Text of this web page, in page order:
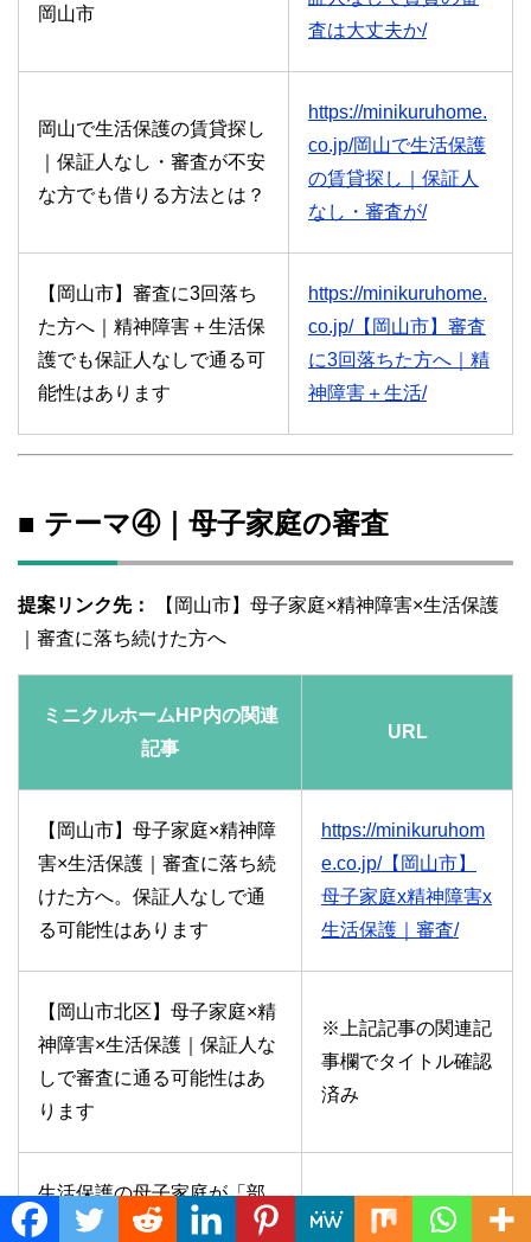
岡山市
査は大丈夫か/
岡山で生活保護の賃貸探し
｜保証人なし・審査が不安
な方でも借りる方法とは？
https://minikuruhome.
co.jp/岡山で生活保護
の賃貸探し｜保証人
なし・審査が/
【岡山市】審査に3回落ち
た方へ｜精神障害＋生活保
護でも保証人なしで通る可
能性はあります
https://minikuruhome.
co.jp/【岡山市】審査
に3回落ちた方へ｜精
神障害＋生活/
■ テーマ④｜母子家庭の審査
提案リンク先：
【岡山市】母子家庭×精神障害×生活保護
｜審査に落ち続けた方へ
ミニクルホームHP内の関連
記事
URL
【岡山市】母子家庭×精神障
害×生活保護｜審査に落ち続
けた方へ。保証人なしで通
る可能性はあります
https://minikuruhom
e.co.jp/【岡山市】
母子家庭x精神障害x
生活保護｜審査/
【岡山市北区】母子家庭×精
神障害×生活保護｜保証人な
しで審査に通る可能性はあ
ります
※上記記事の関連記
事欄でタイトル確認
済み
生活保護の母子家庭が「部
屋探しの審査」で本当に困
※関連記事欄でタイ
Translate »